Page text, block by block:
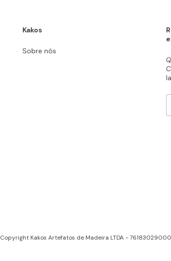
Kakos
Sobre nós
Copyright Kakos Artefatos de Madeira LTDA -